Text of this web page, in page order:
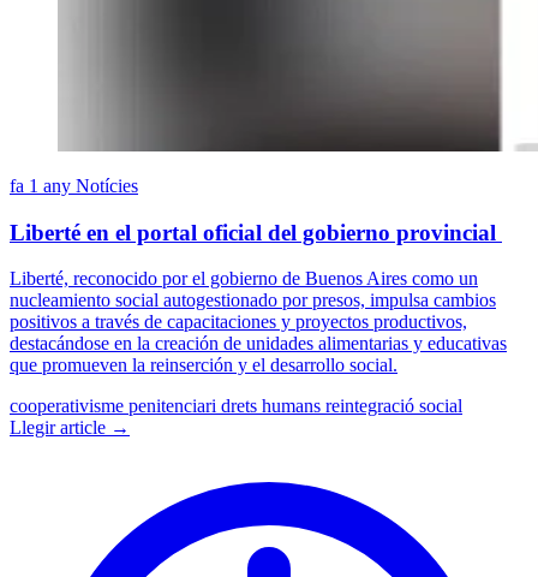
fa 1 any Notícies
Liberté en el portal oficial del gobierno provincial
Liberté, reconocido por el gobierno de Buenos Aires como un
nucleamiento social autogestionado por presos, impulsa cambios
positivos a través de capacitaciones y proyectos productivos,
destacándose en la creación de unidades alimentarias y educativas
que promueven la reinserción y el desarrollo social.
cooperativisme penitenciari drets humans reintegració social
Llegir article →